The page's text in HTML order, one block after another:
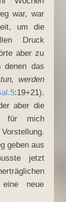
war, war
um die
Druck
aber zu
denen das
werden
:19+21).
aber die
für mich
geben aus
jetzt
neue